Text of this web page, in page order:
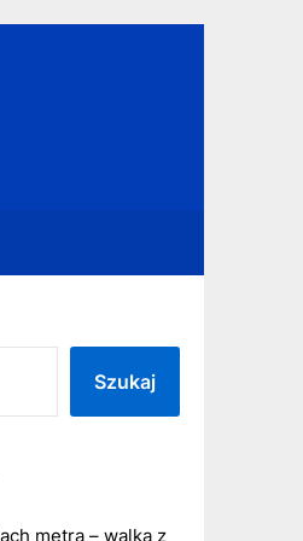
Szukaj
metra – walka z